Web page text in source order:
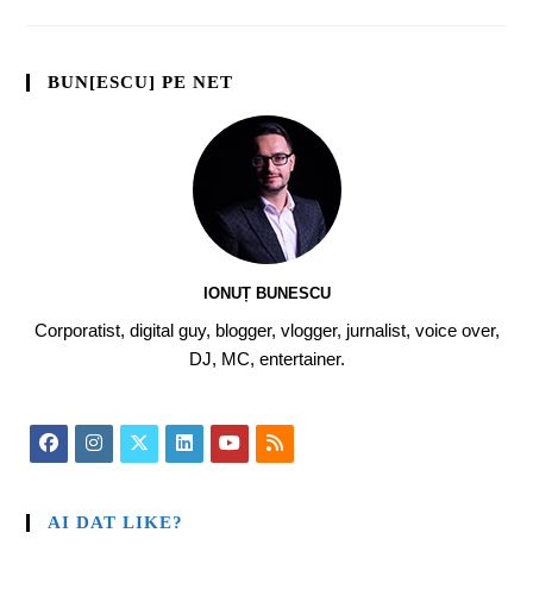
BUN[ESCU] PE NET
IONUȚ BUNESCU
Corporatist, digital guy, blogger, vlogger, jurnalist, voice over,
DJ, MC, entertainer.
AI DAT LIKE?